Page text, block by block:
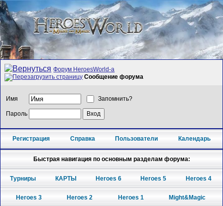
Форум HeroesWorld-а
Сообщение форума
Имя Запомнить?
Пароль
Регистрация Справка Пользователи Календарь
Быстрая навигация по основным разделам форума:
Турниры КАРТЫ Heroes 6 Heroes 5 Heroes 4
Heroes 3 Heroes 2 Heroes 1 Might&Magic